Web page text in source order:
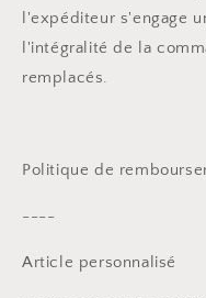
l'expéditeur s'engage
l'intégralité de la
remplacés.
Politique de
----
Article personnalisé